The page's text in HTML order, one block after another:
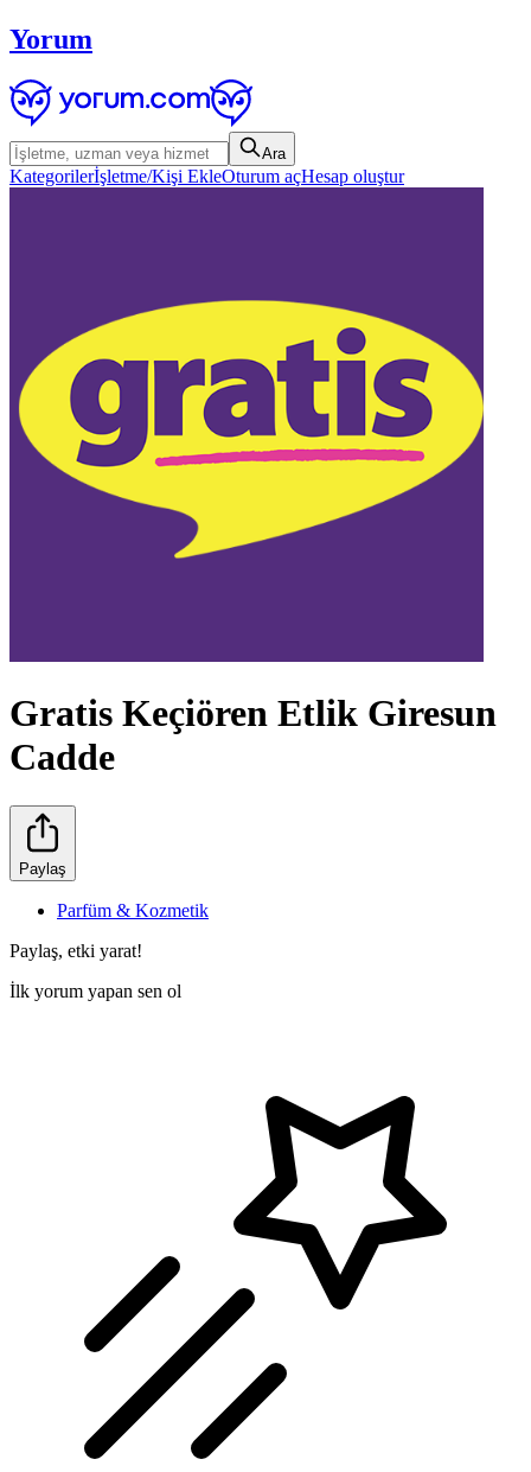
Yorum
Ara
Kategorilerİşletme/Kişi EkleOturum açHesap oluştur
Gratis Keçiören Etlik Giresun
Cadde
Paylaş
Parfüm & Kozmetik
Paylaş, etki yarat!
İlk yorum yapan sen ol